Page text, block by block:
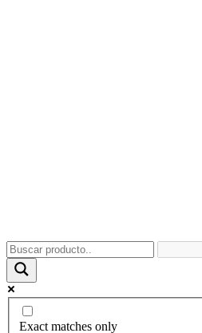
Exact matches only